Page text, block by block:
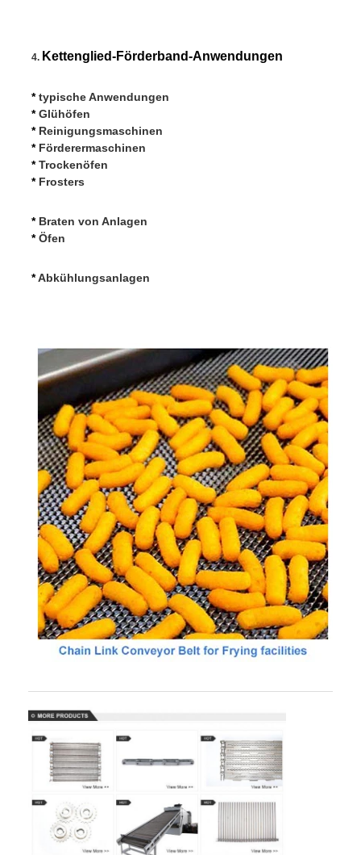
4. Kettenglied-Förderband-Anwendungen
* typische Anwendungen
* Glühöfen
* Reinigungsmaschinen
* Förderermaschinen
* Trockenöfen
* Frosters
* Braten von Anlagen
* Öfen
* Abkühlungsanlagen